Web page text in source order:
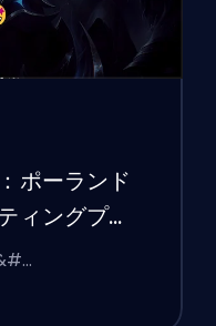
ポーランド
ィングプラ
通じてオン